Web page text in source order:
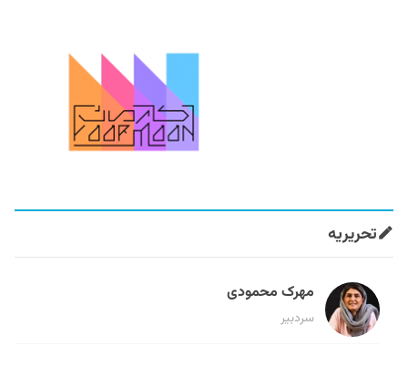
تحریریه
مهرک محمودی
سردبیر